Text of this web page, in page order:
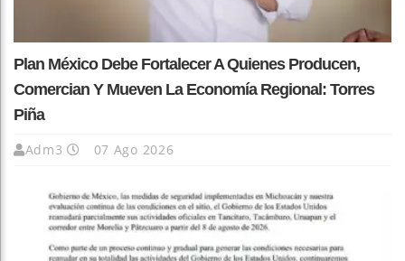
Plan México Debe Fortalecer A Quienes Producen,
Comercian Y Mueven La Economía Regional: Torres
Piña
Adm3 07 Ago 2026